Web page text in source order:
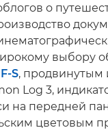
о
выбору
S, продвинутым
Log 3,
на передней
цветовым